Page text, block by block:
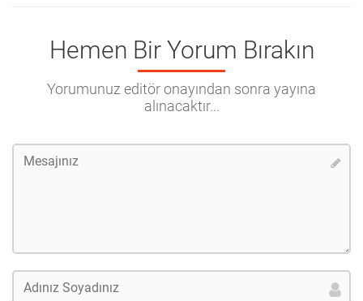
Hemen Bir Yorum Bırakın
Yorumunuz editör onayından sonra yayına
alınacaktır...